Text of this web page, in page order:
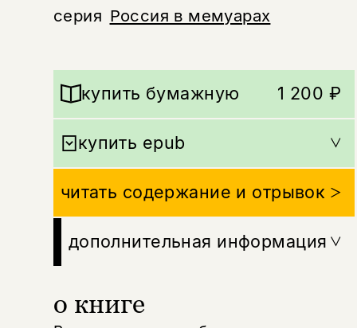
серия Россия в мемуарах
о книге
купить бумажную 1 200 ₽
купить epub
читать содержание и отрывок
дополнительная информация